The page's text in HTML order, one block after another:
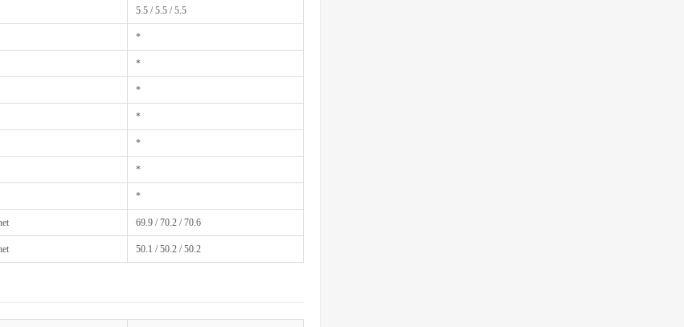
5.5 / 5.5 / 5.5
*
*
*
*
*
*
*
69.9 / 70.2 / 70.6
50.1 / 50.2 / 50.2